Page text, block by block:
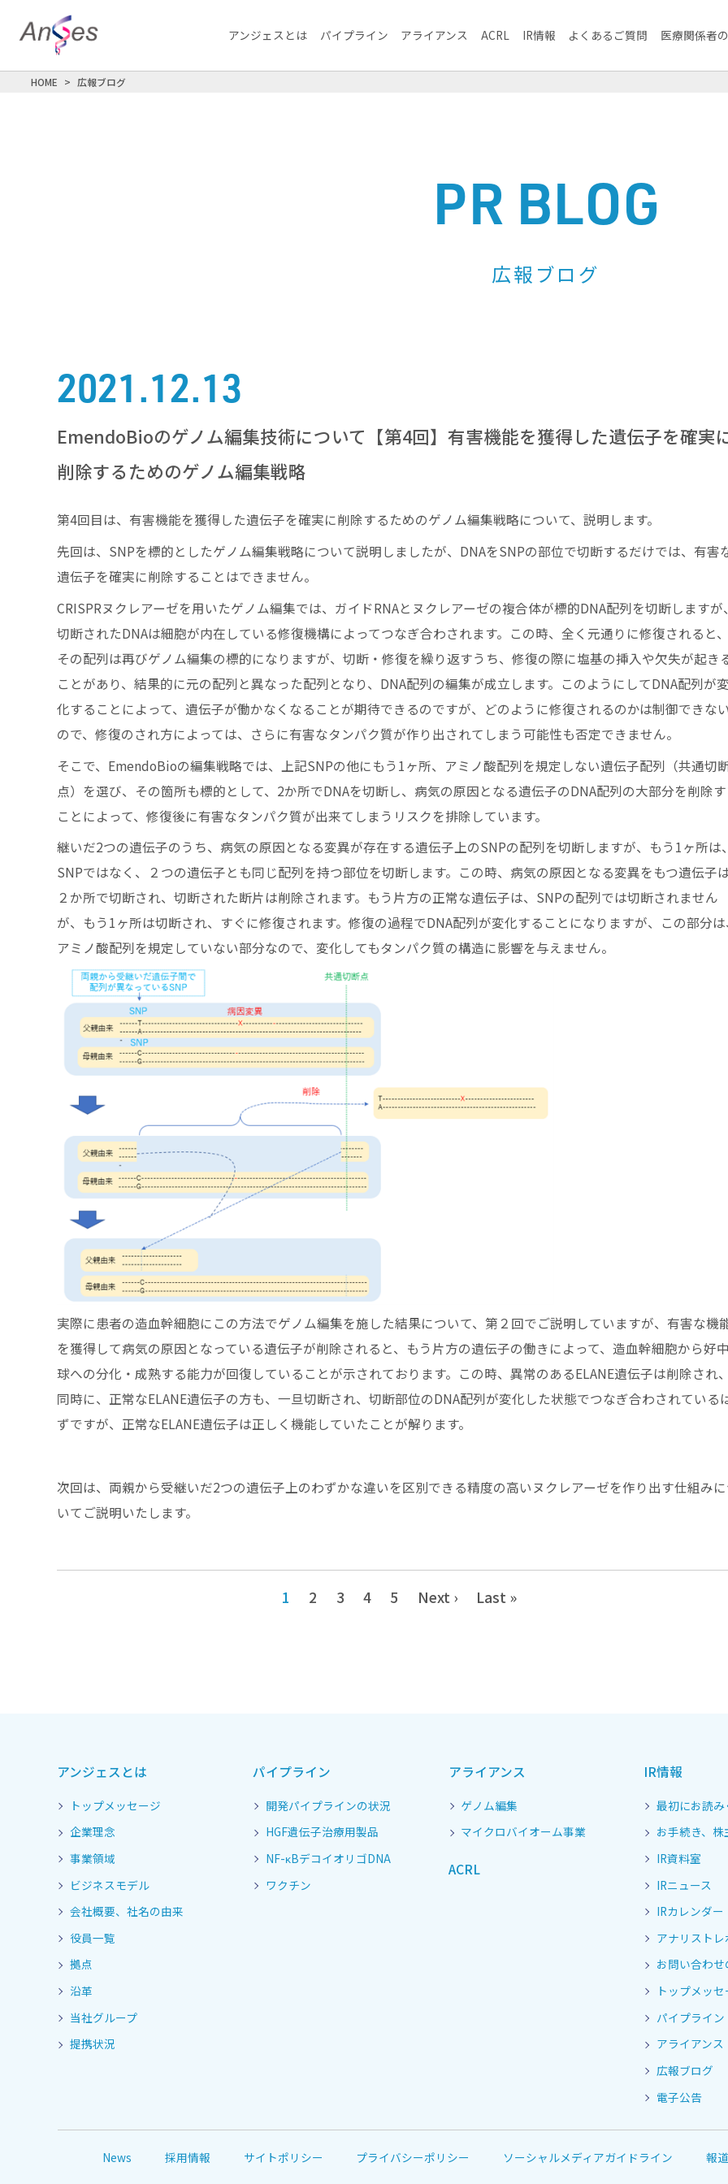
アンジェスとは パイプライン アライアンス ACRL IR情報 よくあるご質問 医療関係者
HOME 広報ブログ
PR BLOG
広報ブログ
2021.12.13
EmendoBioのゲノム編集技術について【第4回】有害機能を獲得した遺伝子を確実
削除するためのゲノム編集戦略
第4回目は、有害機能を獲得した遺伝子を確実に削除するためのゲノム編集戦略について、説明します。
先回は、SNPを標的としたゲノム編集戦略について説明しましたが、DNAをSNPの部位で切断するだけでは、有害
遺伝子を確実に削除することはできません。
CRISPRヌクレアーゼを用いたゲノム編集では、ガイドRNAとヌクレアーゼの複合体が標的DNA配列を切断しますが、
切断されたDNAは細胞が内在している修復機構によってつなぎ合わされます。この時、全く元通りに修復されると、
その配列は再びゲノム編集の標的になりますが、切断・修復を繰り返すうち、修復の際に塩基の挿入や欠失が起き
ことがあり、結果的に元の配列と異なった配列となり、DNA配列の編集が成立します。このようにしてDNA配列が変
化することによって、遺伝子が働かなくなることが期待できるのですが、どのように修復されるのかは制御できない
ので、修復のされ方によっては、さらに有害なタンパク質が作り出されてしまう可能性も否定できません。
そこで、EmendoBioの編集戦略では、上記SNPの他にもう1ヶ所、アミノ酸配列を規定しない遺伝子配列（共通切
点）を選び、その箇所も標的として、2か所でDNAを切断し、病気の原因となる遺伝子のDNA配列の大部分を削除
ことによって、修復後に有害なタンパク質が出来てしまうリスクを排除しています。
継いだ2つの遺伝子のうち、病気の原因となる変異が存在する遺伝子上のSNPの配列を切断しますが、もう1ヶ所は、
SNPではなく、２つの遺伝子とも同じ配列を持つ部位を切断します。この時、病気の原因となる変異をもつ遺伝子
２か所で切断され、切断された断片は削除されます。もう片方の正常な遺伝子は、SNPの配列では切断されません
が、もう1ヶ所は切断され、すぐに修復されます。修復の過程でDNA配列が変化することになりますが、この部分は
アミノ酸配列を規定していない部分なので、変化してもタンパク質の構造に影響を与えません。
実際に患者の造血幹細胞にこの方法でゲノム編集を施した結果について、第２回でご説明していますが、有害な機
を獲得して病気の原因となっている遺伝子が削除されると、もう片方の遺伝子の働きによって、造血幹細胞から好中
球への分化・成熟する能力が回復していることが示されております。この時、異常のあるELANE遺伝子は削除され、
同時に、正常なELANE遺伝子の方も、一旦切断され、切断部位のDNA配列が変化した状態でつなぎ合わされている
ずですが、正常なELANE遺伝子は正しく機能していたことが解ります。
次回は、両親から受継いだ2つの遺伝子上のわずかな違いを区別できる精度の高いヌクレアーゼを作り出す仕組み
いてご説明いたします。
1 2 3 4 5 Next › Last »
アンジェスとは
トップメッセージ
企業理念
事業領域
ビジネスモデル
会社概要、社名の由来
役員一覧
拠点
沿革
当社グループ
提携状況
パイプライン
開発パイプラインの状況
HGF遺伝子治療用製品
NF-κBデコイオリゴDNA
ワクチン
アライアンス
ゲノム編集
マイクロバイオーム事業
ACRL
IR情報
最初にお読み
お手続き、
IR資料室
IRニュース
IRカレンダー
アナリストレ
お問い合わせ
トップメッセ
パイプライン
アライアンス
広報ブログ
電子公告
News 採用情報 サイトポリシー プライバシーポリシー ソーシャルメディアガイドライン 報